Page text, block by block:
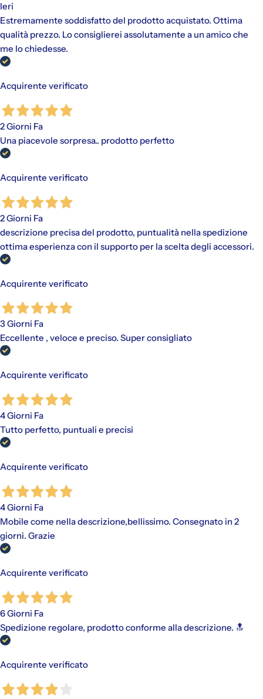
Gli addebiti avverranno automaticamente sul metodo di
pagamento scelto, senza alcun costo aggiuntivo.
Disponibile con PayPal e tramite Scalapay (VISA, Mastercard
Al momento dell'acquisto, viene effettuato un pagamento
Ieri
Estremamente soddisfatto del prodotto acquistato. Ottima
qualità prezzo. Lo consiglierei assolutamente a un amico che
me lo chiedesse.
Acquirente verificato
2 Giorni Fa
Una piacevole sorpresa.. prodotto perfetto
Acquirente verificato
2 Giorni Fa
descrizione precisa del prodotto, puntualità nella spedizione
ottima esperienza con il supporto per la scelta degli accessori.
Acquirente verificato
3 Giorni Fa
Eccellente , veloce e preciso. Super consigliato
Acquirente verificato
4 Giorni Fa
Tutto perfetto, puntuali e precisi
Acquirente verificato
4 Giorni Fa
Mobile come nella descrizione,bellissimo. Consegnato in 2
giorni. Grazie
Acquirente verificato
6 Giorni Fa
Spedizione regolare, prodotto conforme alla descrizione. 🔝
Acquirente verificato